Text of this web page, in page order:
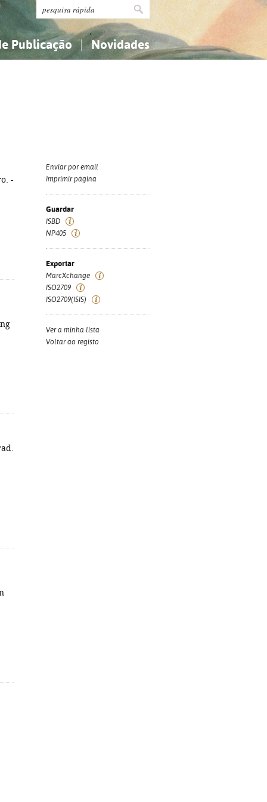
Publicação Novidades
-
Enviar por email
Imprimir página
Guardar
ISBD
NP405
Exportar
MarcXchange
ISO2709
ISO2709(ISIS)
Ver a minha lista
Voltar ao registo